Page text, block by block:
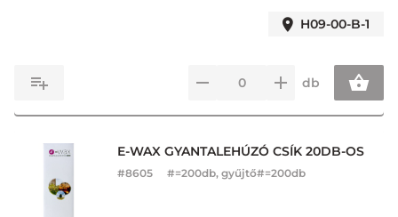
H09-00-B-1
db
E-WAX GYANTALEHÚZÓ CSÍK 20DB-OS
#8605 #=200db, gyűjtő#=200db